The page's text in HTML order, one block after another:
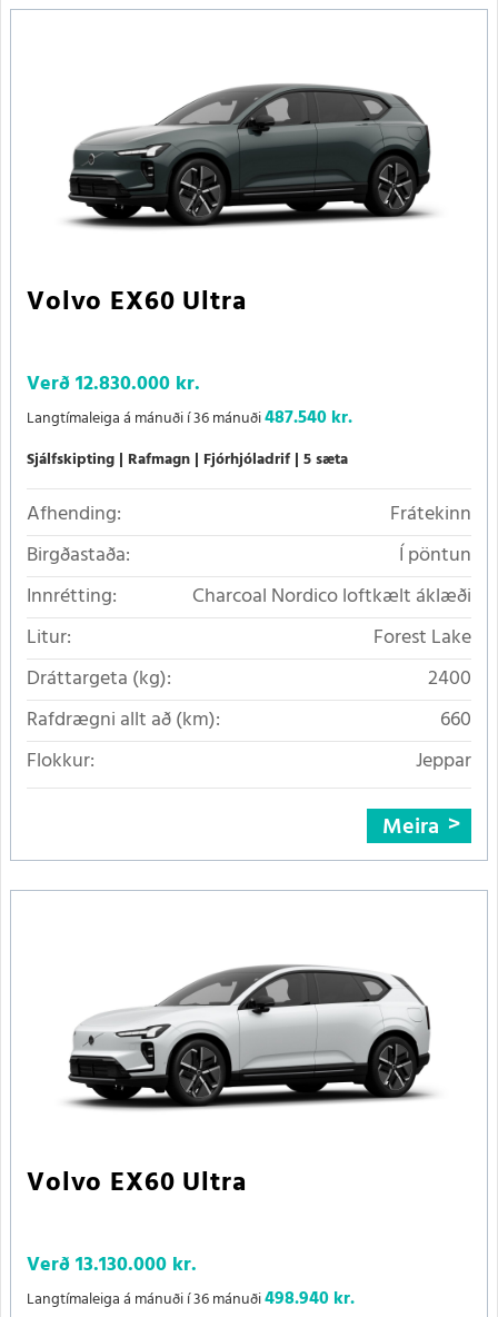
Volvo EX60 Ultra
Verð12.830.000 kr.
Langtímaleiga á mánuði í 36 mánuði487.540 kr.
Sjálfskipting Rafmagn Fjórhjóladrif 5 sæta
Afhending:
Frátekinn
Birgðastaða:
Í pöntun
Innrétting:
Charcoal Nordico loftkælt áklæði
Litur:
Forest Lake
Dráttargeta (kg):
2400
Rafdrægni allt að (km):
660
Flokkur:
Jeppar
Meira
Volvo EX60 Ultra
Verð13.130.000 kr.
Langtímaleiga á mánuði í 36 mánuði498.940 kr.